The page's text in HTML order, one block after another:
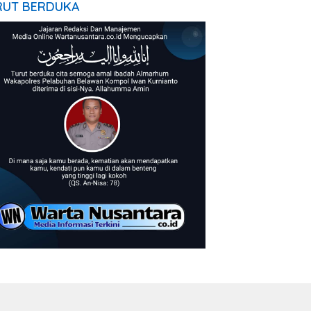
BERDUKA